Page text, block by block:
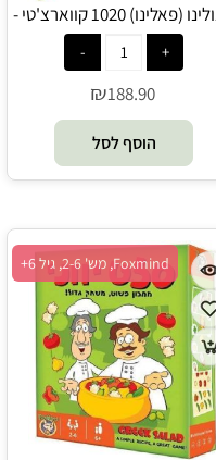
פאולינו (פאלינו) 1020 קווארצ'טי -
Quercetti
₪188.90
הוסף לסל
Foxmind, מש' 2-6, גיל 6+